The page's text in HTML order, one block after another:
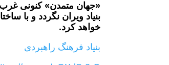
«جهان متمدن» کنونی غرب
بنیاد ویران نگردد و با
خواهد کرد.
بنیاد فرهنگ راهبردی